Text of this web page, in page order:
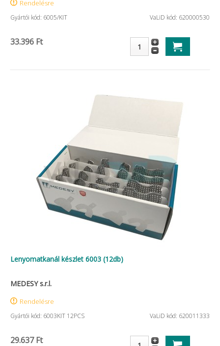
Rendelésre
Gyártói kód: 6005/KIT VaLiD kód: 620000530
33.396 Ft
Lenyomatkanál készlet 6003 (12db)
MEDESY s.r.l.
Rendelésre
Gyártói kód: 6003KIT 12PCS VaLiD kód: 620011333
29.637 Ft